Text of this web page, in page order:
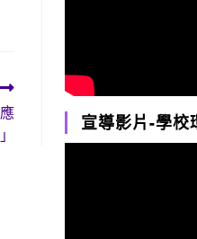
宣導影片-學校